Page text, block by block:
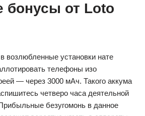
бонусы от Loto
возлюбленные установки нате
телефоны изо
— через 3000 мАч. Такого аккума
четверо часа деятельной
безугомонь в данное